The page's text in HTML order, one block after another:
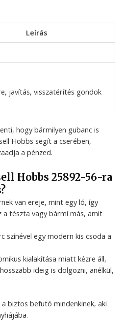
Leírás
javítás, visszatérítés gondok
hogy bármilyen gubanc is
Hobbs segít a cserében,
a pénzed.
Hobbs 25892-56-ra
van ereje, mint egy ló, így
a tészta vagy bármi más, amit
színével egy modern kis csoda a
kialakítása miatt kézre áll,
ideig is dolgozni, anélkül,
biztos befutó mindenkinek, aki